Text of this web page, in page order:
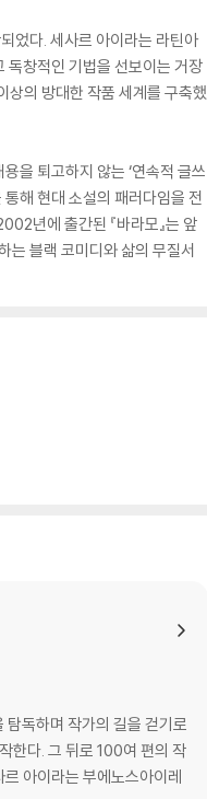
었다. 세사르 아이라는 라틴아
독창적인 기법을 선보이는 거장
상의 방대한 작품 세계를 구축했
을 퇴고하지 않는 ‘연속적 글쓰
해 현대 소설의 패러다임을 전
년에 출간된 『바라모』는 앞
는 블랙 코미디와 삶의 무질서
독하며 작가의 길을 걷기로
한다. 그 뒤로 100여 편의 작
아이라는 부에노스아이레